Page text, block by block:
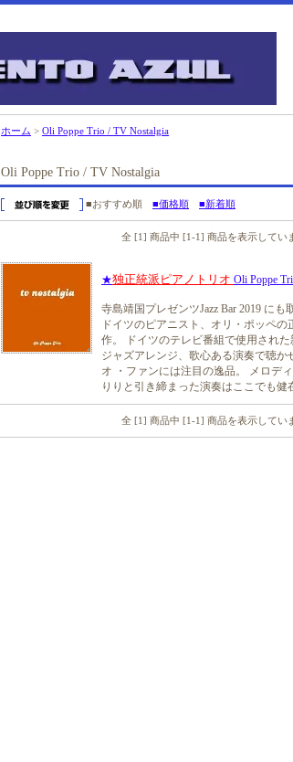
ホーム > Oli Poppe Trio / TV Nostalgia
Oli Poppe Trio / TV Nostalgia
■おすすめ順 ■価格順 ■新着順
全 [1] 商品中 [1-1] 商品を表示してい
★独正統派ピアノトリオ Oli Poppe
寺島靖国プレゼンツJazz Bar 2019 にも
ドイツのピアニスト、オリ・ポッペ
作。 ドイツのテレビ番組で使用され
ジャズアレンジ、歌心ある演奏で聴か
オ ・ファンには注目の逸品。 メロデ
りりと引き締まった演奏はここでも健
全 [1] 商品中 [1-1] 商品を表示してい